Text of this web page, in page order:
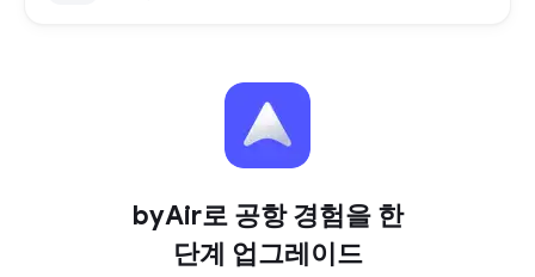
byAir로 공항 경험을 한
단계 업그레이드